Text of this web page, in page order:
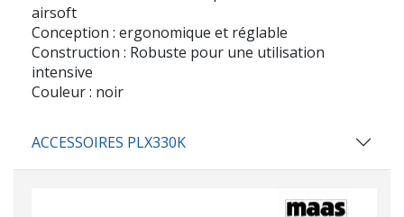
airsoft
Conception : ergonomique et réglable
Construction : Robuste pour une utilisation
intensive
Couleur : noir
ACCESSOIRES PLX330K